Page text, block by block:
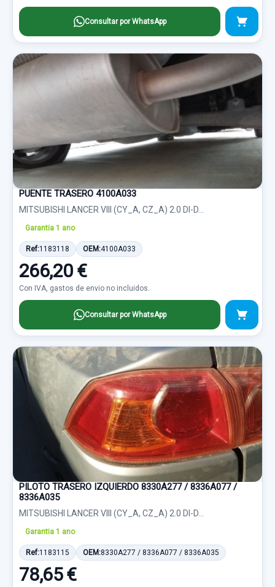
Consultar por WhatsApp
PUENTE TRASERO 4100A033
MITSUBISHI LANCER VIII (CY_A, CZ_A) 2.0 DI-D...
Garantia 1 ano
Ref:1183118 OEM:4100A033
266,20 €
Con IVA, gastos de envio no incluidos.
Consultar por WhatsApp
PILOTO TRASERO IZQUIERDO 8330A277 / 8336A077 /
8336A035
MITSUBISHI LANCER VIII (CY_A, CZ_A) 2.0 DI-D...
Garantia 1 ano
Ref:1183115 OEM:8330A277 / 8336A077 / 8336A035
78,65 €